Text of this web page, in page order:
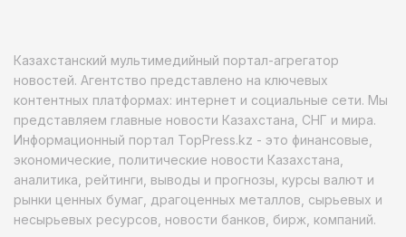
Казахстанский мультимедийный портал-агрегатор
новостей. Агентство представлено на ключевых
контентных платформах: интернет и социальные сети. Мы
представляем главные новости Казахстана, СНГ и мира.
Информационный портал TopPress.kz - это финансовые,
экономические, политические новости Казахстана,
аналитика, рейтинги, выводы и прогнозы, курсы валют и
рынки ценных бумаг, драгоценных металлов, сырьевых и
несырьевых ресурсов, новости банков, бирж, компаний.